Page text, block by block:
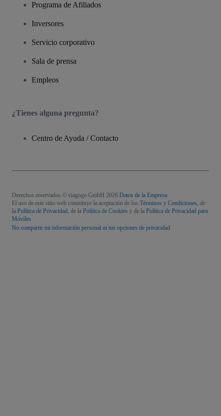
Programa de Afiliados
Inversores
Servicio corporativo
Sala de prensa
Empleos
¿Tienes alguna pregunta?
Centro de Ayuda / Contacto
Derechos reservados © viagogo GmbH 2026 Datos de la Empresa
El uso de este sitio web constituye la aceptación de los Términos y Condiciones , de
la Política de Privacidad , de la Política de Cookies y de la Política de Privacidad para
Móviles
No compartir mi información personal ni tus opciones de privacidad